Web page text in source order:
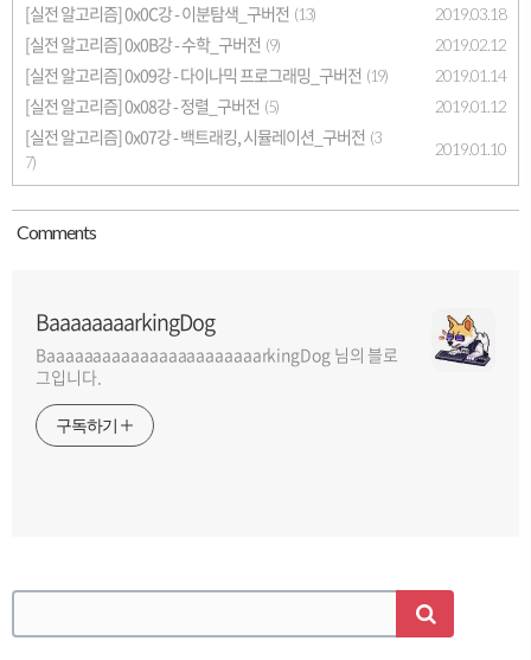
[실전 알고리즘] 0x0C강 - 이분탐색_구버전 (13) 2019.03.18
[실전 알고리즘] 0x0B강 - 수학_구버전 (9) 2019.02.12
[실전 알고리즘] 0x09강 - 다이나믹 프로그래밍_구버전 (19) 2019.01.14
[실전 알고리즘] 0x08강 - 정렬_구버전 (5) 2019.01.12
[실전 알고리즘] 0x07강 - 백트래킹, 시뮬레이션_구버전 (3
7)
2019.01.10
Comments
BaaaaaaaarkingDog
BaaaaaaaaaaaaaaaaaaaaaaarkingDog 님의 블로
그입니다.
구독하기